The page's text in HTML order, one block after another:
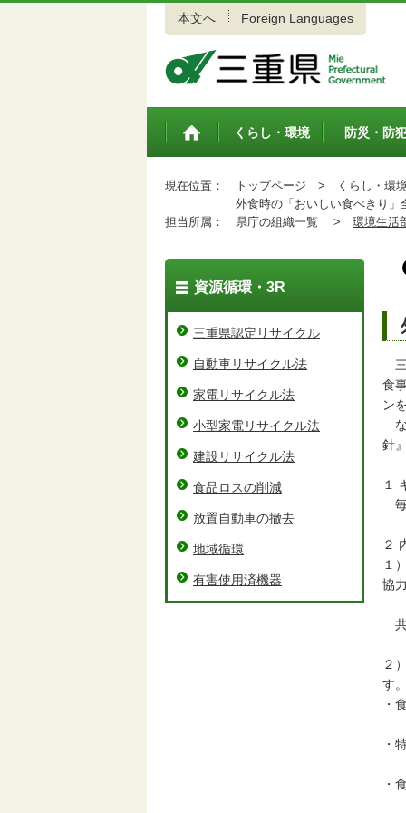
本文へ Foreign Languages
トップペ
くらし・環境 防災・防
現在位置： トップページ >
くらし・環
外食時の「おいしい食べきり」
担当所属：
県庁の組織一覧 > 環境生活
三
食
ン
な
針
１
毎
２
１
協
共
２
す
・
・
・
資源循環・3R
三重県認定リサイクル
自動車リサイクル法
家電リサイクル法
小型家電リサイクル法
建設リサイクル法
食品ロスの削減
放置自動車の撤去
地域循環
有害使用済機器